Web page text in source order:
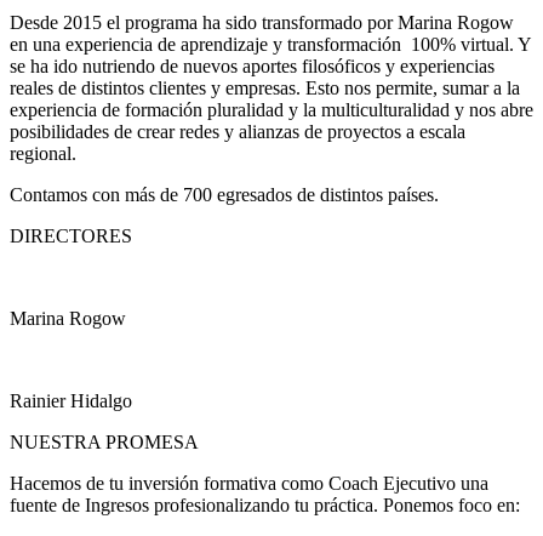
Desde 2015 el programa ha sido transformado por Marina Rogow
en una experiencia de aprendizaje y transformación 100% virtual. Y
se ha ido nutriendo de nuevos aportes filosóficos y experiencias
reales de distintos clientes y empresas. Esto nos permite, sumar a la
experiencia de formación pluralidad y la multiculturalidad y nos abre
posibilidades de crear redes y alianzas de proyectos a escala
regional.
Contamos con más de 700 egresados de distintos países.
DIRECTORES
Marina Rogow
Rainier Hidalgo
NUESTRA PROMESA
Hacemos de tu inversión formativa como Coach Ejecutivo una
fuente de Ingresos profesionalizando tu práctica. Ponemos foco en: